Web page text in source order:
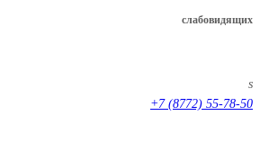
слабовидящих
s
+7 (8772) 55-78-50